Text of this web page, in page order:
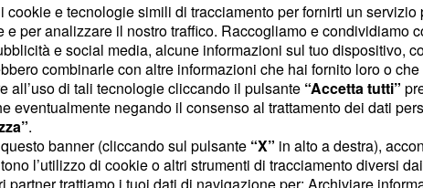
infortunio più
previsto per Insigne?
riportato dall'edizione odierna del
l'esterno offensivo delNapolisembra
sul serio. Il giocatore, infatti, al momento
cookie e tecnologie simili di tracciamento per fornirti un
e per analizzare il nostro traffico. Raccogliamo e condividiamo
e social media, alcune informazioni sul tuo dispositivo,
combinarle con altre informazioni che hai fornito loro o
all’uso di tali tecnologie cliccando il pulsante “Accetta tutti”
eventualmente negando il consenso al trattamento dei dati
.
banner (cliccando sul pulsante “X” in alto a destra),
l’utilizzo di cookie o altri strumenti di tracciamento diversi